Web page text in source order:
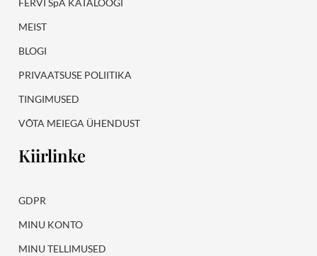
FERVI SpA KATALOOGI
MEIST
BLOGI
PRIVAATSUSE POLIITIKA
TINGIMUSED
VÕTA MEIEGA ÜHENDUST
Kiirlinke
GDPR
MINU KONTO
MINU TELLIMUSED